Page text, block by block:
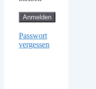
Passwort
vergessen